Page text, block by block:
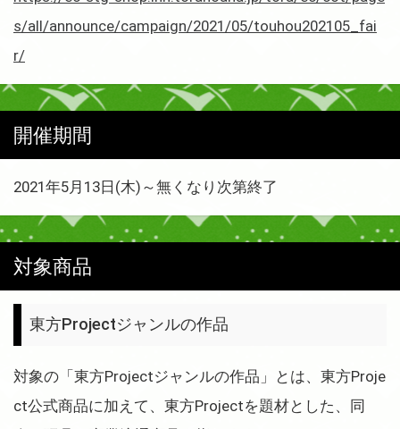
s/all/announce/campaign/2021/05/touhou202105_fai
r/
開催期間
2021年5月13日(木)～無くなり次第終了
対象商品
東方Projectジャンルの作品
対象の「東方Projectジャンルの作品」とは、東方Proje
ct公式商品に加えて、東方Projectを題材とした、同